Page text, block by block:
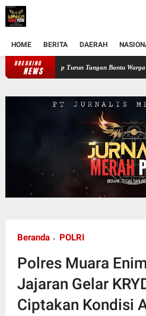
HOME BERITA DAERAH
BREAKING
NEWSPerkuat Ketahanan Pangan
Beranda POLRI
Polres Muara
Jajaran Gelar
Ciptakan Kondisi